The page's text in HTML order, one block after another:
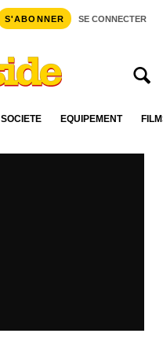
S'ABONNER SE CONNECTER
SOCIÉTÉ ÉQUIPEMENT